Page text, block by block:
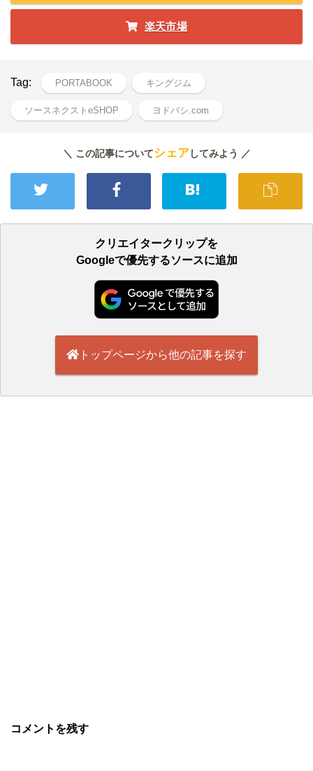
楽天市場
Tag: PORTABOOK キングジム
ソースネクストeSHOP ヨドバシ.com
＼ この記事についてシェアしてみよう ／
クリエイタークリップを
Googleで優先するソースに追加
トップページから他の記事を探す
コメントを残す